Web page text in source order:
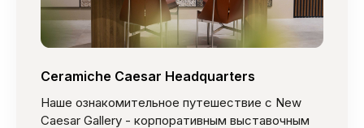
Ceramiche Caesar Headquarters
Наше ознакомительное путешествие с New
Caesar Gallery - корпоративным выставочным